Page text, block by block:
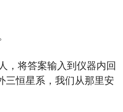
将答案输入到仪器内回
三恒星系，我们从那里安